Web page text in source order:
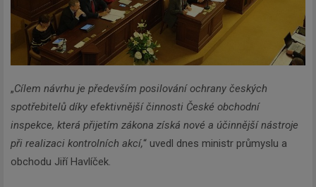
„Cílem návrhu je především posilování ochrany českých
spotřebitelů díky efektivnější činnosti České obchodní
inspekce, která přijetím zákona získá nové a účinnější nástroje
při realizaci kontrolních akcí,“ uvedl dnes ministr průmyslu a
obchodu Jiří Havlíček.